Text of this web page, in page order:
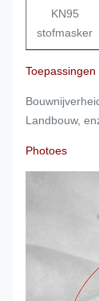
KN95
stofmasker
Toepassingen
Landbouw,
Photoes